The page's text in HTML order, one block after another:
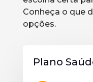
Conheça o que
opções.
Plano